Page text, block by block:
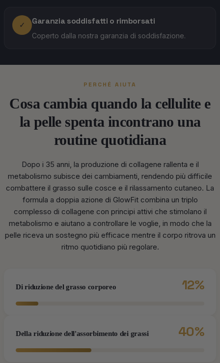
✓ Garanzia soddisfatti o rimborsati
Coperto dalla nostra garanzia di soddisfazione.
PERCHÉ AIUTA
Cosa cambia quando la cellulite e
la pelle spenta incontrano una
routine quotidiana
Dopo i 35 anni, la produzione di collagene rallenta e il
metabolismo subisce dei cambiamenti, rendendo più difficile
combattere il grasso sulle cosce e il rilassamento cutaneo. La
formula a doppia azione di GlowFit combina un triplo
complesso di collagene con principi attivi che stimolano il
metabolismo e aiutano a controllare le voglie, in modo che la
pelle riceva un sostegno più efficace mentre il corpo ritrova un
ritmo quotidiano più regolare.
Di riduzione del grasso corporeo 12%
Della riduzione dell'assorbimento dei grassi 40%